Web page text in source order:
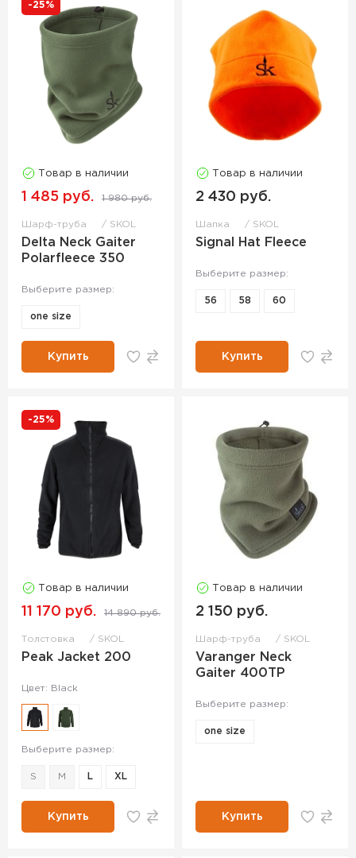
-25%
Товар в наличии
1 485 руб. 1 980 руб.
Шарф-труба SKOL
Delta Neck Gaiter
Polarfleece 350
Выберите размер:
one size
Купить
Товар в наличии
2 430 руб.
Шапка SKOL
Signal Hat Fleece
Выберите размер:
56 58 60
Купить
-25%
Товар в наличии
11 170 руб. 14 890 руб.
Толстовка SKOL
Peak Jacket 200
Цвет: Black
Выберите размер:
S M L XL
Купить
Товар в наличии
2 150 руб.
Шарф-труба SKOL
Varanger Neck
Gaiter 400TP
Выберите размер:
one size
Купить